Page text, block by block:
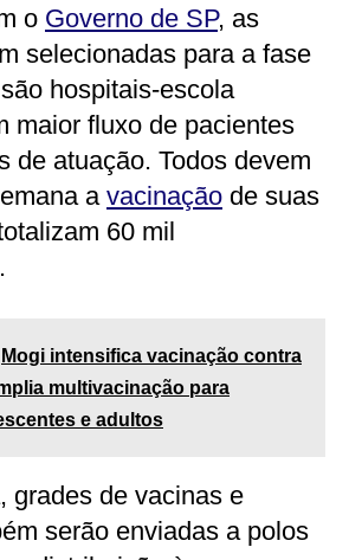
o Governo de SP, as
selecionadas para a fase
hospitais-escola
maior fluxo de pacientes
de atuação. Todos devem
a vacinação de suas
60 mil
Mogi intensifica vacinação contra
multivacinação para
e adultos
grades de vacinas e
serão enviadas a polos